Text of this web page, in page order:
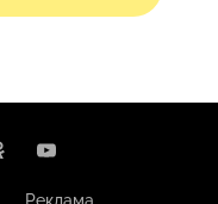
Реклама